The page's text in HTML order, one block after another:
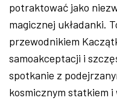
potraktować jako
magicznej układanki.
przewodnikiem
samoakceptacji i
spotkanie z
kosmicznym statkiem i